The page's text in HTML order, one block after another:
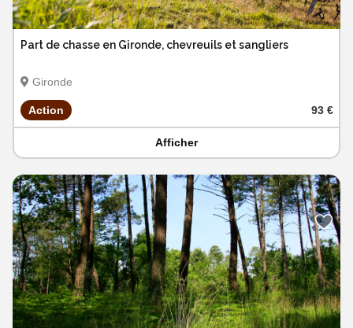
Part de chasse en Gironde, chevreuils et sangliers
Gironde
Action 93 €
Afficher